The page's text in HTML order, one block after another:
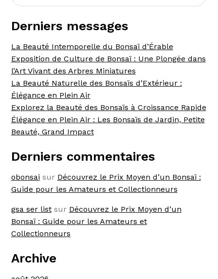
Derniers messages
La Beauté Intemporelle du Bonsaï d’Érable
Exposition de Culture de Bonsaï : Une Plongée dans
l’Art Vivant des Arbres Miniatures
La Beauté Naturelle des Bonsaïs d’Extérieur :
Élégance en Plein Air
Explorez la Beauté des Bonsaïs à Croissance Rapide
Élégance en Plein Air : Les Bonsaïs de Jardin, Petite
Beauté, Grand Impact
Derniers commentaires
obonsai sur Découvrez le Prix Moyen d’un Bonsaï :
Guide pour les Amateurs et Collectionneurs
gsa ser listsur Découvrez le Prix Moyen d’un
Bonsaï : Guide pour les Amateurs et
Collectionneurs
Archive